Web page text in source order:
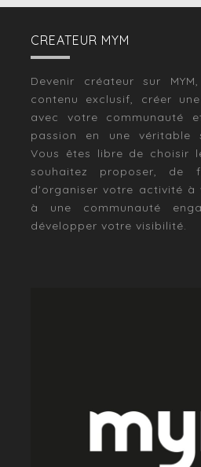
CREATEUR MYM
Devenir créateur sur
contenu exclusif, créer
avec votre communauté
passion en une véritable
Vous êtes libre de choisir
souhaitez proposer,
d'organiser votre activité à
à une communauté
développer votre visibilité.